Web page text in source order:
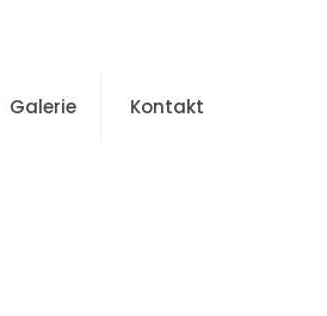
Galerie Kontakt